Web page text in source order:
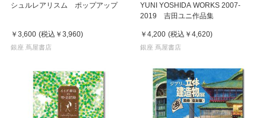
シュルレアリスム ポップアップ
￥3,600 (税込 ￥3,960)
銀座 蔦屋書店
YUNI YOSHIDA WORKS 2007-
2019 吉田ユニ作品集
￥4,200 (税込 ￥4,620)
銀座 蔦屋書店